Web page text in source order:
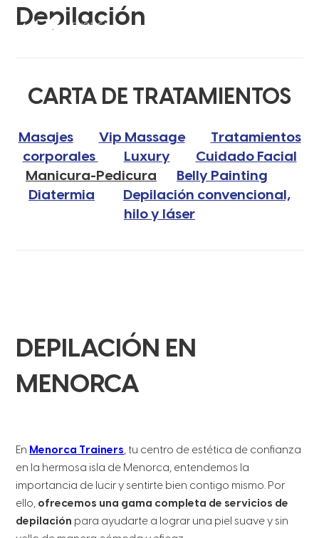
Depilación
CARTA DE TRATAMIENTOS
Masajes Vip Massage
Tratamientos
corporales
Luxury
Cuidado Facial
Manicura-Pedicura
Belly Painting
Diatermia
Depilación convencional,
hilo y láser
DEPILACIÓN EN
MENORCA
En Menorca Trainers, tu centro de estética de confianza
en la hermosa isla de Menorca, entendemos la
importancia de lucir y sentirte bien contigo mismo. Por
ello, ofrecemos una gama completa de servicios de
depilación para ayudarte a lograr una piel suave y sin